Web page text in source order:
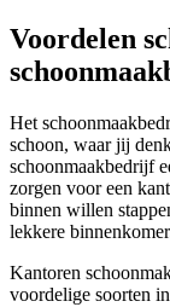
Voordelen
Het
schoon, waar jij
schoonmaakbedrijf
zorgen voor een
binnen willen
lekkere
Kantoren
voordelige soorten